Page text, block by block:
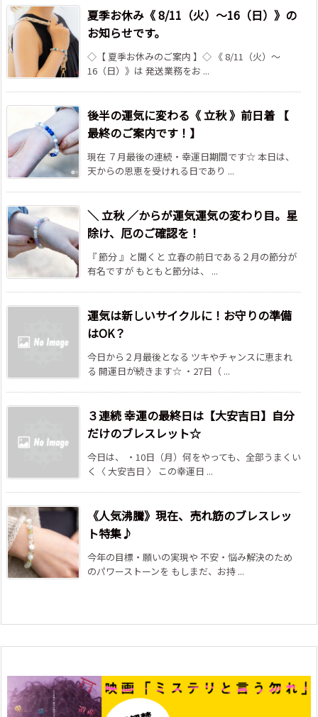
夏季お休み《 8/11（火）～16（日）》の
お知らせです。
◇【 夏季お休みのご案内 】◇ 《 8/11（火）～
16（日）》は 発送業務をお ...
後半の運気に変わる《 立秋 》前日着 【
最終のご案内です！】
現在 ７月最後の連続・幸運日期間です☆ 本日は、
天からの恩恵を受けれる日であり ...
＼ 立秋 ／からが運気運気の変わり目。星
除け、厄のご確認を！
『 節分 』と聞くと 立春の前日である２月の節分が
有名ですが もともと節分は、 ...
運気は新しいサイクルに！お守りの準備
はOK？
今日から２月最後となる ツキやチャンスに恵まれ
る 開運日が続きます☆ ・27日（ ...
３連続 幸運の最終日は【大安吉日】自分
だけのブレスレット☆
今日は、 ・10日（月）何をやっても、全部うまくい
く〈 大安吉日 〉 この幸運日 ...
《人気沸騰》現在、売れ筋のブレスレッ
ト特集♪
今年の目標・願いの実現や 不安・悩み解決のため
のパワーストーンを もしまだ、お持 ...